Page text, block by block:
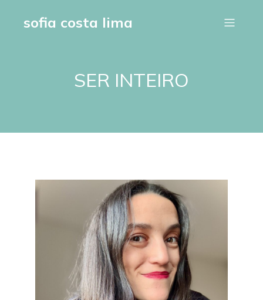
sofia costa lima
SER INTEIRO